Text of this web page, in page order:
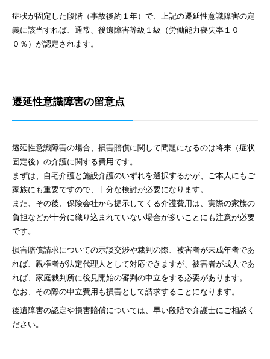
症状が固定した段階（事故後約１年）で、上記の遷延性意識障害の定
義に該当すれば、通常、後遺障害等級１級（労働能力喪失率１０
０％）が認定されます。
遷延性意識障害の留意点
遷延性意識障害の場合、損害賠償に関して問題になるのは将来（症状
固定後）の介護に関する費用です。
まずは、自宅介護と施設介護のいずれを選択するかが、ご本人にもご
家族にも重要ですので、十分な検討が必要になります。
また、その後、保険会社から提示してくる介護費用は、実際の家族の
負担などが十分に織り込まれていない場合が多いことにも注意が必要
です。
損害賠償請求についての示談交渉や裁判の際、被害者が未成年者であ
れば、親権者が法定代理人として対応できますが、被害者が成人であ
れば、家庭裁判所に後見開始の審判の申立をする必要があります。
なお、その際の申立費用も損害として請求することになります。
後遺障害の認定や損害賠償については、早い段階で弁護士にご相談く
ださい。